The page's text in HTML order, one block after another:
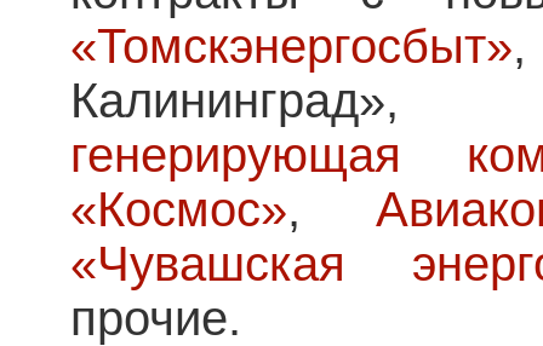
«Томскэнергосбыт»
Калининград»,
генерирующая
«Космос»,
«Чувашская
прочие.